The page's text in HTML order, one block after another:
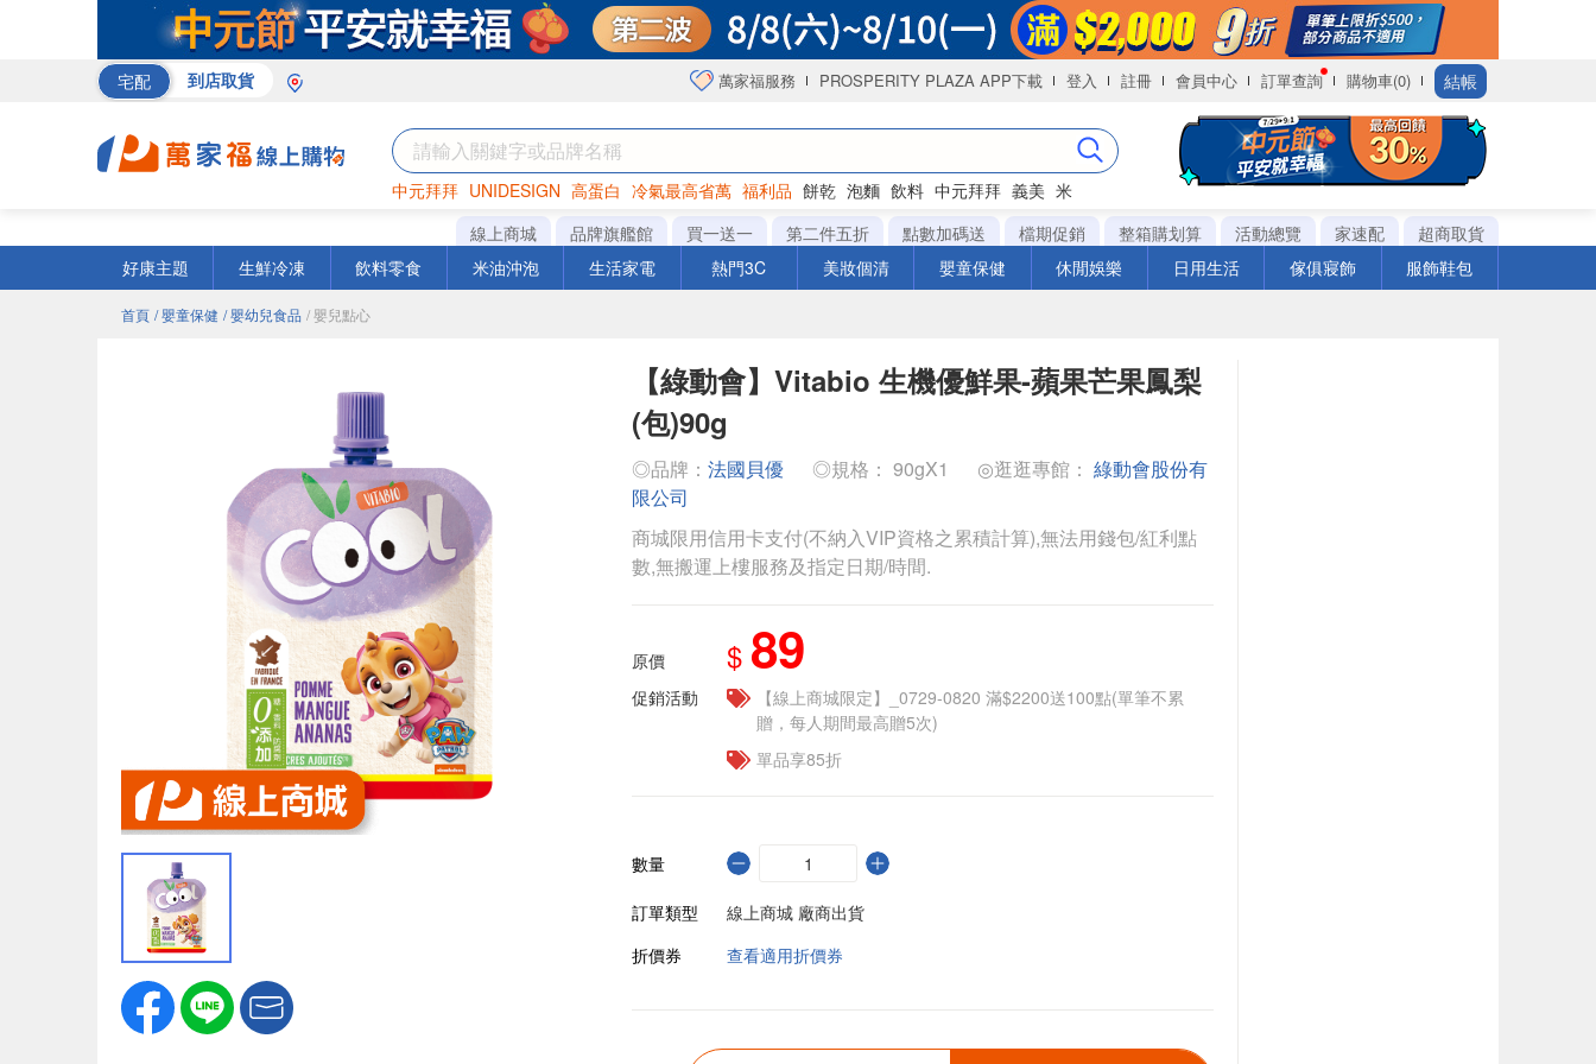
宅配 到店取貨 萬家福服務 PROSPERITY PLAZA APP下載 登入 註冊 會員中心 訂單查詢 購物車(0) 結帳
中元拜拜 UNIDESIGN 高蛋白 冷氣最高省萬 福利品 餅乾 泡麵 飲料 中元拜拜 義美 米
罐頭 咖啡 海苔
線上商城 品牌旗艦館 買一送一 第二件五折 點數加碼送 檔期促銷 整箱購划算 活動總覽 家速配
超商取貨
好康主題
生鮮冷凍 飲料零食 米油沖泡 生活家電 熱門3C 美妝個清 嬰童保健 休閒娛樂 日用生活 傢俱寢飾 服飾鞋包
首頁 / 嬰童保健 / 嬰幼兒食品 / 嬰兒點心
【綠動會】Vitabio 生機優鮮果-蘋果芒果鳳梨
(包)90g
◎品牌： 法國貝優 ◎規格： 90gX1 ◎逛逛專館： 綠動會股份有
限公司
商城限用信用卡支付(不納入VIP資格之累積計算),無法用錢包/紅利點
數,無搬運上樓服務及指定日期/時間.
原價 $ 89
促銷活動
【線上商城限定】_0729-0820 滿$2200送100點(單筆不累
贈，每人期間最高贈5次)
單品享85折
數量
訂單類型
線上商城 廠商出貨
折價券
查看適用折價券